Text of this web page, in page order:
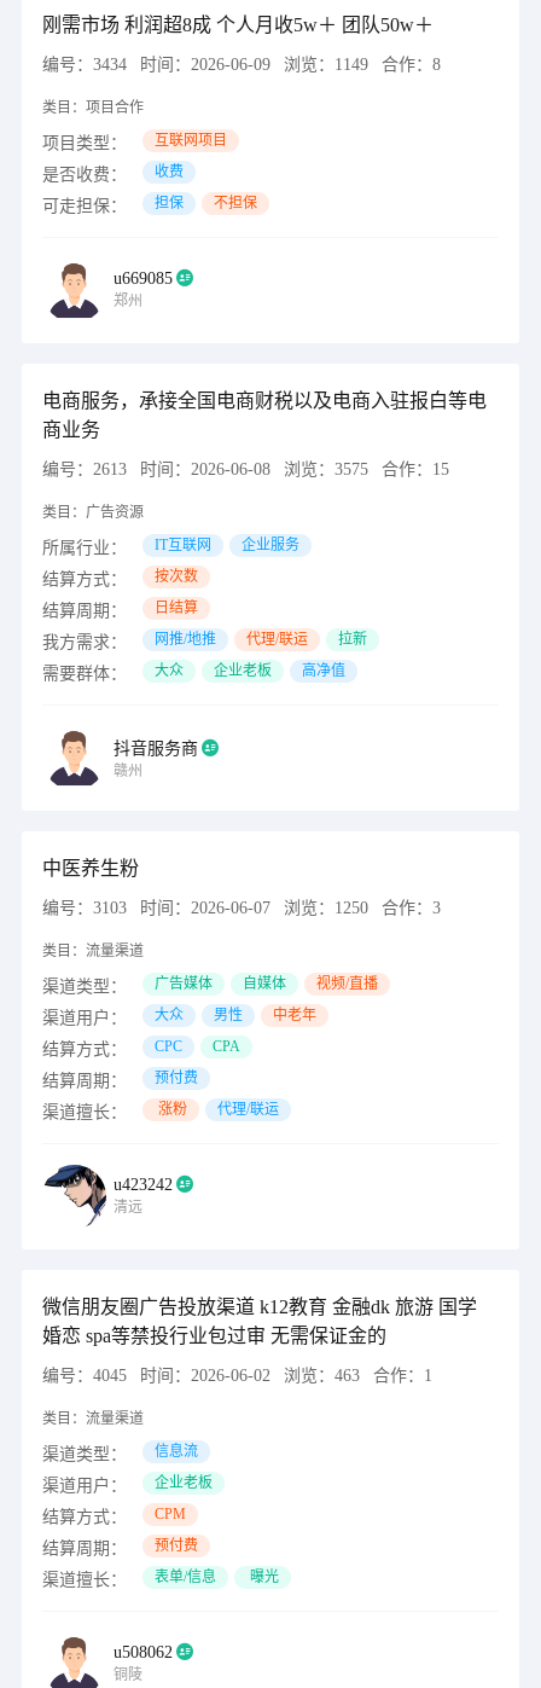
刚需市场 利润超8成 个人月收5w＋ 团队50w＋
编号： 3434 时间： 2026-06-09 浏览： 1149 合作： 8
类目： 项目合作
项目类型： 互联网项目
是否收费： 收费
可走担保： 担保 不担保
u669085
郑州
电商服务，承接全国电商财税以及电商入驻报白等电
商业务
编号： 2613 时间： 2026-06-08 浏览： 3575 合作： 15
类目： 广告资源
所属行业： IT互联网 企业服务
结算方式： 按次数
结算周期： 日结算
我方需求： 网推/地推 代理/联运 拉新
需要群体： 大众 企业老板 高净值
抖音服务商
赣州
中医养生粉
编号： 3103 时间： 2026-06-07 浏览： 1250 合作： 3
类目： 流量渠道
渠道类型： 广告媒体 自媒体 视频/直播
渠道用户： 大众 男性 中老年
结算方式： CPC CPA
结算周期： 预付费
渠道擅长： 涨粉 代理/联运
u423242
清远
微信朋友圈广告投放渠道 k12教育 金融dk 旅游 国学
婚恋 spa等禁投行业包过审 无需保证金的
编号： 4045 时间： 2026-06-02 浏览： 463 合作： 1
类目： 流量渠道
渠道类型： 信息流
渠道用户： 企业老板
结算方式： CPM
结算周期： 预付费
渠道擅长： 表单/信息 曝光
u508062
铜陵